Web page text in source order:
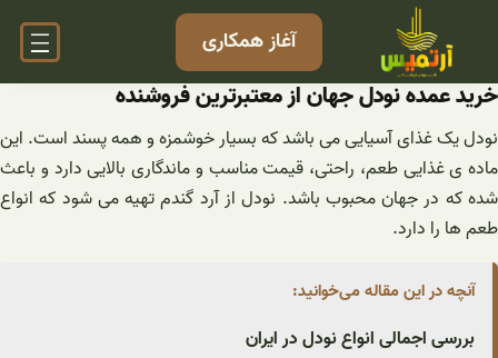
آغاز همکاری
خرید عمده نودل جهان از معتبرترین فروشنده
نودل یک غذای آسیایی می باشد که بسیار خوشمزه و همه پسند است. این
ماده ی غذایی طعم، راحتی، قیمت مناسب و ماندگاری بالایی دارد و باعث
شده که در جهان محبوب باشد. نودل از آرد گندم تهیه می شود که انواع
طعم ها را دارد.
آنچه در این مقاله می‌خوانید:
بررسی اجمالی انواع نودل در ایران